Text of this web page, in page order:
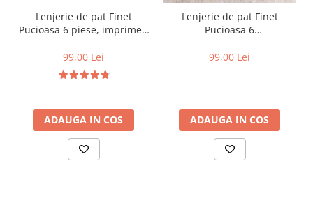
Lenjerie de pat Finet
Pucioasa 6 piese, imprimeu
alb și auriu-R619
99,00 Lei
ADAUGA IN COS
Lenjerie de pat Finet
Pucioasa 6
si buline-R369
99,00 Lei
ADAUGA IN COS